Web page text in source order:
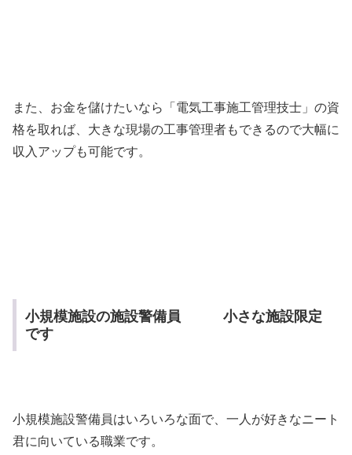
また、お金を儲けたいなら「電気工事施工管理技士」の資
格を取れば、大きな現場の工事管理者もできるので大幅に
収入アップも可能です。
小規模施設の施設警備員 小さな施設限定
です
小規模施設警備員はいろいろな面で、一人が好きなニート
君に向いている職業です。